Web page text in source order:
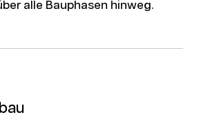
alle Bauphasen hinweg.